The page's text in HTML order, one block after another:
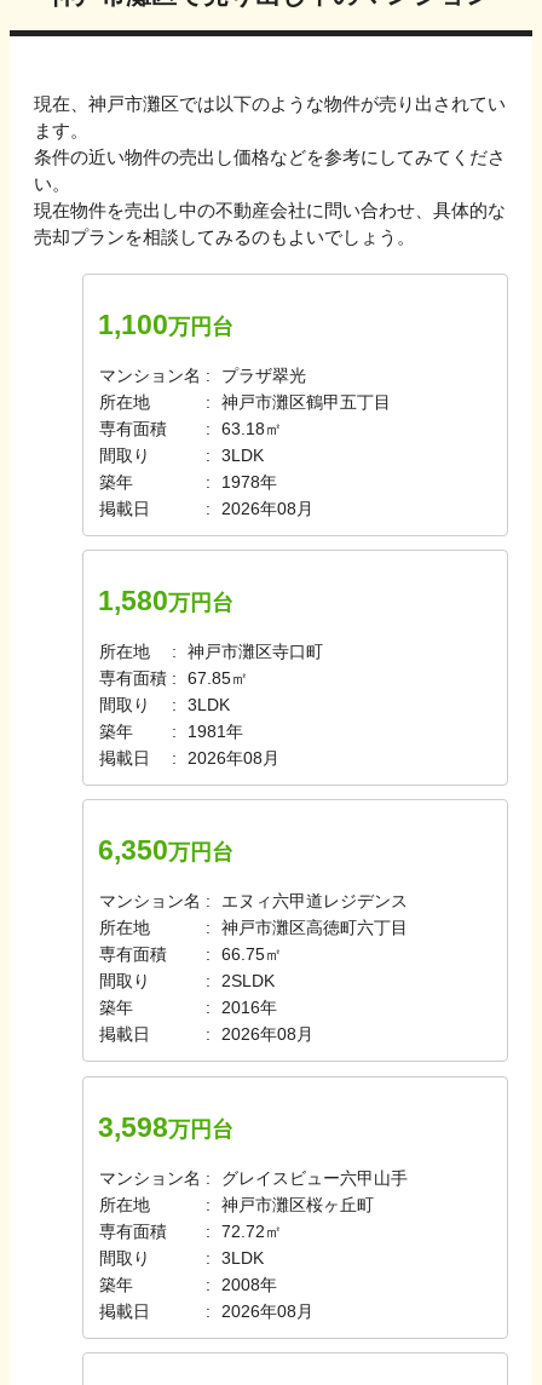
現在、 神戸市灘区では以下のような物件が売り出されてい
ます。
条件の近い物件の売出し価格などを参考にしてみてくださ
い。
現在物件を売出し中の不動産会社に問い合わせ、具体的な
売却プランを相談してみるのもよいでしょう。
1,100万円台
マンション名
プラザ翠光
所在地
神戸市灘区鶴甲五丁目
専有面積
63.18㎡
間取り
3LDK
築年
1978年
掲載日
2026年08月
1,580万円台
所在地
神戸市灘区寺口町
専有面積
67.85㎡
間取り
3LDK
築年
1981年
掲載日
2026年08月
6,350万円台
マンション名
エヌィ六甲道レジデンス
所在地
神戸市灘区高徳町六丁目
専有面積
66.75㎡
間取り
2SLDK
築年
2016年
掲載日
2026年08月
3,598万円台
マンション名
グレイスビュー六甲山手
所在地
神戸市灘区桜ヶ丘町
専有面積
72.72㎡
間取り
3LDK
築年
2008年
掲載日
2026年08月